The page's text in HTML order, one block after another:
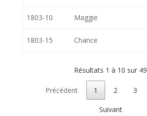
1803-10 Maggie
1803-15 Chance
Résultats 1 à 10 sur 49
Précédent 1 2 3
Suivant